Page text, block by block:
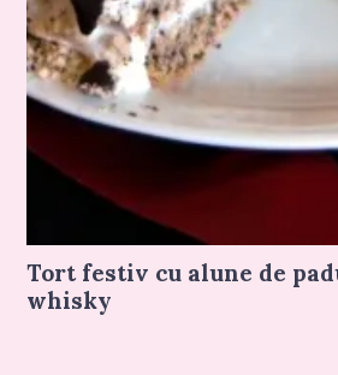
Tort festiv cu alune de
whisky